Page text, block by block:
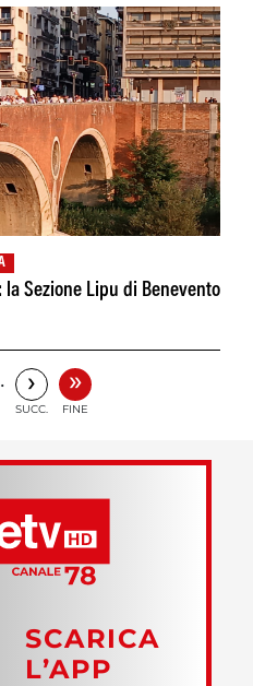
Sezione Lipu di Benevento
›
SUCC.
»
FINE
SCARICA
L’APP